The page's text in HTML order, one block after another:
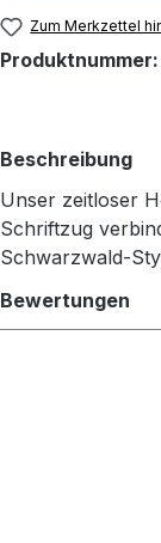
Zum Merkzettel
Produktnummer:
Beschreibung
Unser zeitloser
Schriftzug
Schwarzwald-
Bewertungen